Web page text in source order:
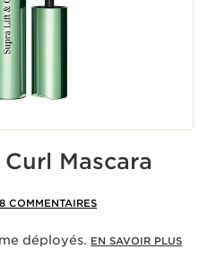
Mascara
COMMENTAIRES
déployés. EN SAVOIR PLUS